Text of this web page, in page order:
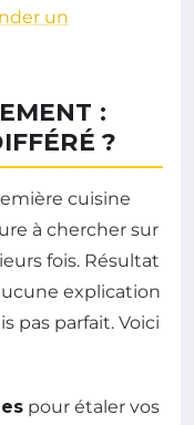
un
:
?
cuisine
à chercher sur
fois. Résultat
explication
pas parfait. Voici
pour étaler vos